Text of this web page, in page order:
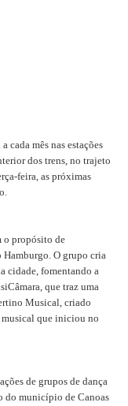
cada mês nas estações
dos trens, no trajeto
feira, as próximas
o propósito de
O grupo cria
cidade, fomentando a
que traz uma
Musical, criado
que iniciou no
de grupos de dança
do município de Canoas